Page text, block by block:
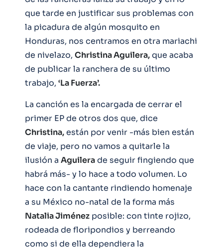
que tarde en justificar sus problemas con
la picadura de algún mosquito en
Honduras, nos centramos en otra mariachi
de nivelazo, Christina Aguilera,que acaba
de publicar la ranchera de su último
trabajo, ‘La Fuerza’.
La canción es la encargada de cerrar el
primer EP de otros dos que, dice
Christina,están por venir -más bien están
de viaje, pero no vamos a quitarle la
ilusión a Aguilerade seguir fingiendo que
habrá más- y lo hace a todo volumen. Lo
hace con la cantante rindiendo homenaje
a su México no-natal de la forma más
Natalia Jiménez posible: con tinte rojizo,
rodeada de floripondios y berreando
como si de ella dependiera la